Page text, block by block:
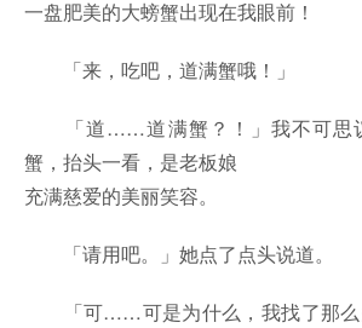
一盘肥美的大螃蟹出现在我眼前！
「来，吃吧，道满蟹哦！」
「道……道满蟹？！」我不可思
蟹，抬头一看，是老板娘
充满慈爱的美丽笑容。
「请用吧。」她点了点头说道。
「可……可是为什么，我找了那么